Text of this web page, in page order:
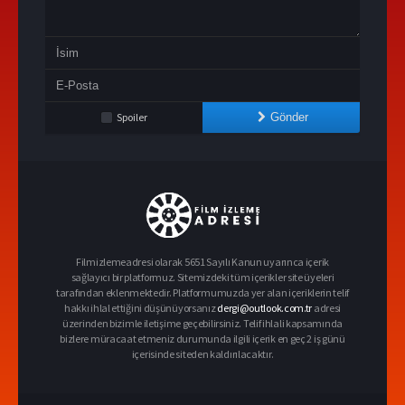
Spoiler Gönder
Filmizlemeadresi olarak 5651 Sayılı Kanun uyarınca içerik
sağlayıcı bir platformuz. Sitemizdeki tüm içerikler site üyeleri
tarafından eklenmektedir. Platformumuzda yer alan içeriklerin telif
hakkı ihlal ettiğini düşünüyorsanızdergi@outlook.com.tr adresi
üzerinden bizimle iletişime geçebilirsiniz. Telif ihlali kapsamında
bizlere müracaat etmeniz durumunda ilgili içerik en geç 2 iş günü
içerisinde siteden kaldırılacaktır.